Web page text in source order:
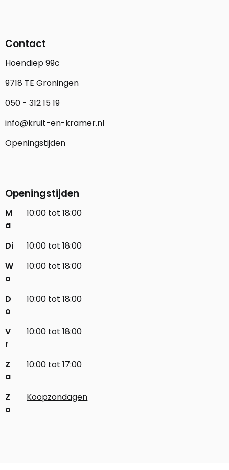
Contact
Hoendiep 99c
9718 TE Groningen
050 - 312 15 19
info@kruit-en-kramer.nl
Openingstijden
Openingstijden
M
a
10:00 tot 18:00
Di
10:00 tot 18:00
W
o
10:00 tot 18:00
D
o
10:00 tot 18:00
V
r
10:00 tot 18:00
Z
a
10:00 tot 17:00
Z
o
Koopzondagen